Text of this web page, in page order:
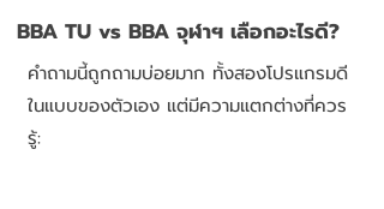
BBA TU vs BBA จุฬาฯ เลือกอะไรดี?
คำถามนี้ถูกถามบ่อยมาก ทั้งสองโปรแกรมดี
ในแบบของตัวเอง แต่มีความแตกต่างที่ควร
รู้: